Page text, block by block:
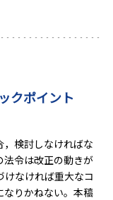
クポイント
検討しなければな
法令は改正の動きが
なければ重大なコ
なりかねない。本稿